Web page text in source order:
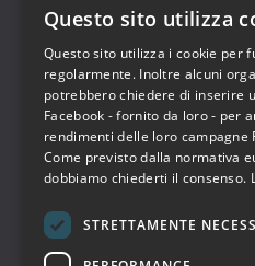
Formazione
Musica, Eventi Live, Club
Sport & Motori
Biglietteria SIAE
Informativa sulla Privacy
Condizioni di utilizzo
FAQ Utenti
Questo sito utilizza
Questo sito utilizza i cookie per
regolarmente. Inoltre alcuni
potrebbero chiedere di inserire
Facebook - fornito da loro - per
rendimenti delle loro campagne
Come previsto dalla normativa
dobbiamo chiederti il consenso.
STRETTAMENTE